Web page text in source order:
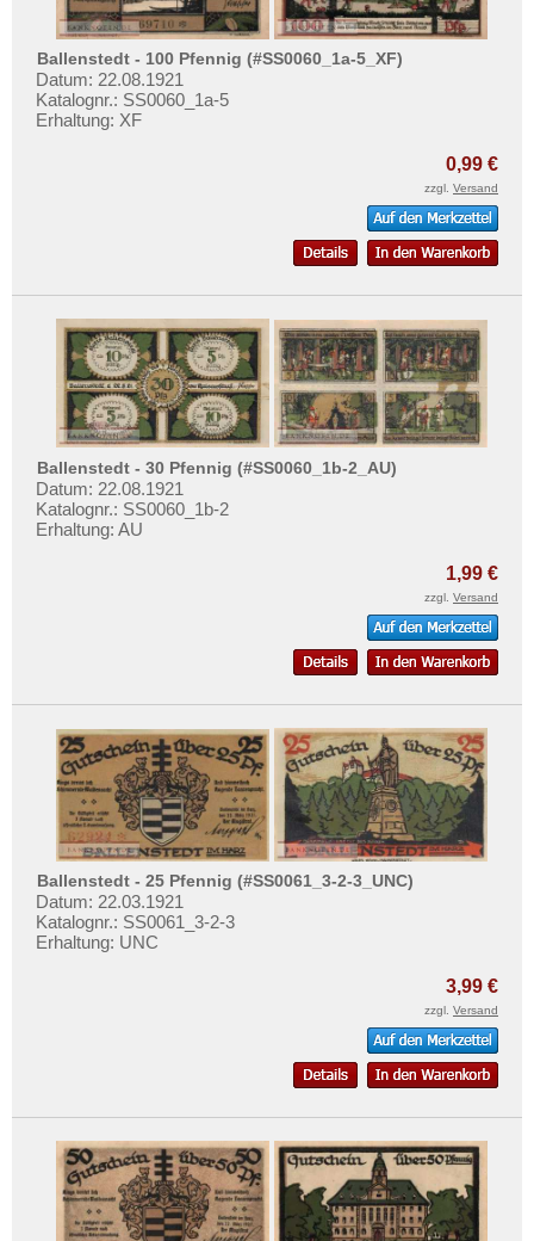
Bergen
Berlin
Bernburg
Bingerbrück
Birkenfeld
Birstein
Bischofsgrün
Bischofsheim
Bitburg
Bitterfeld
Blomberg
Blumenthal
Bochum
Bödefeld
Böel
Bolkenhain
Bosau
Brake
Brakel
Brande-Hörnerkirchen
Testbanknoten
Banknotenbriefe
Kataloge
Aufbewahrung
Informationen
Preislisten
Ankauf
Erhaltungsgrade
Gratisbanknoten
FAQ
Mehr über...
AGB
Impressum
Ballenstedt - 100 Pfennig (#SS0060_1a-5_XF)
Datum: 22.08.1921
Katalognr.: SS0060_1a-5
Erhaltung: XF
0,99 €
zzgl. Versand
Ballenstedt - 30 Pfennig (#SS0060_1b-2_AU)
Datum: 22.08.1921
Katalognr.: SS0060_1b-2
Erhaltung: AU
1,99 €
zzgl. Versand
Ballenstedt - 25 Pfennig (#SS0061_3-2-3_UNC)
Datum: 22.03.1921
Katalognr.: SS0061_3-2-3
Erhaltung: UNC
3,99 €
zzgl. Versand